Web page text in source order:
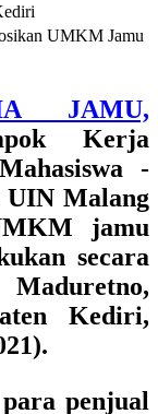
UMKM Jamu
JAMU,
Kerja
-
Malang
jamu
secara
Kediri,
penjual